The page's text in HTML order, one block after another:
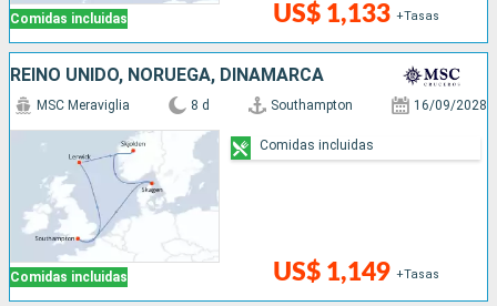
Comidas incluidas US$ 1,133 +Tasas
REINO UNIDO, NORUEGA, DINAMARCA
Comidas incluidas
MSC Meraviglia 8 d Southampton 16/09/2028
US$ 1,149 +Tasas
Comidas incluidas